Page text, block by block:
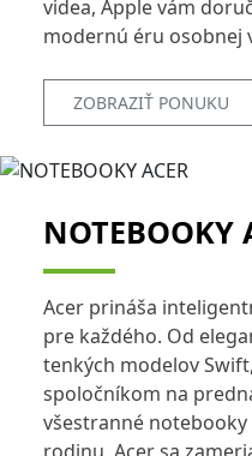
videa, Apple vám
modernú éru osobnej
ZOBRAZIŤ PONUKU
NOTEBOOKY
Acer prináša
pre každého. Od
tenkých modelov
spoločníkom na
všestranné